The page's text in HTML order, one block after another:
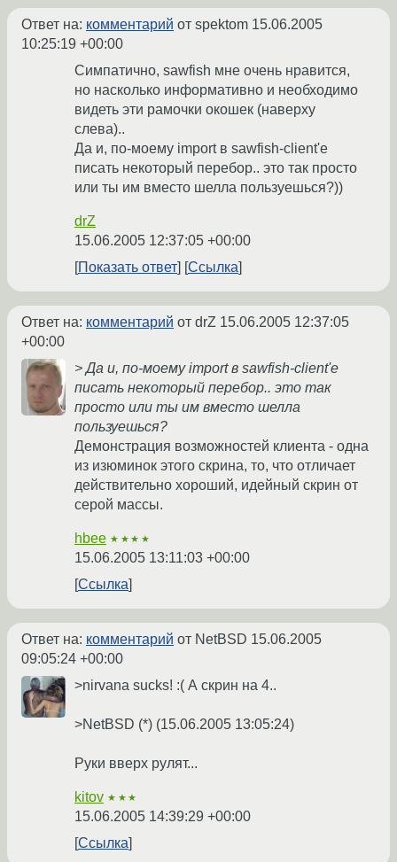
Ответ на: комментарий от spektom 15.06.2005
10:25:19 +00:00
Симпатично, sawfish мне очень нравится,
но насколько информативно и необходимо
видеть эти рамочки окошек (наверху
слева)..
Да и, по-моему import в sawfish-client'е
писать некоторый перебор.. это так просто
или ты им вместо шелла пользуешься?))
drZ
15.06.2005 12:37:05 +00:00
Показать ответ
Ссылка
Ответ на: комментарий от drZ 15.06.2005 12:37:05
+00:00
> Да и, по-моему import в sawfish-client'е
писать некоторый перебор.. это так
просто или ты им вместо шелла
пользуешься?
Демонстрация возможностей клиента - одна
из изюминок этого скрина, то, что отличает
действительно хороший, идейный скрин от
серой массы.
hbee ★★★★
15.06.2005 13:11:03 +00:00
Ссылка
Ответ на: комментарий от NetBSD 15.06.2005
09:05:24 +00:00
>nirvana sucks! :( А скрин на 4..
>NetBSD (*) (15.06.2005 13:05:24)
Руки вверх рулят...
kitov ★★★
15.06.2005 14:39:29 +00:00
Ссылка